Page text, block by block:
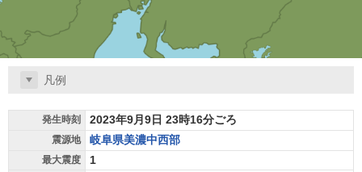
凡例
発生時刻 2023年9月9日 23時16分ごろ
震源地 岐阜県美濃中西部
最大震度 1